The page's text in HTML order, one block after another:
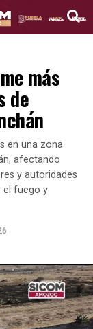
más
de
en una zona
afectando
y autoridades
el fuego y